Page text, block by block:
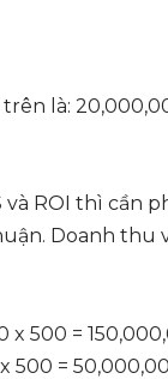
là:
ROI thì cần
Doanh thu
500 =
500 =